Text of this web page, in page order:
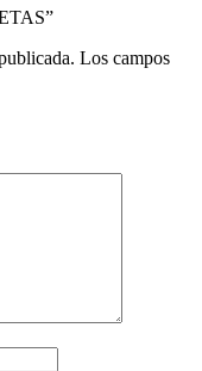
Los campos